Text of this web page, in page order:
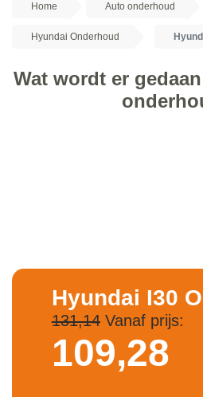
Home Auto onderhoud
Hyundai Onderhoud
Wat wordt er
Hyundai I30
131,14Vanaf prijs:
109,28